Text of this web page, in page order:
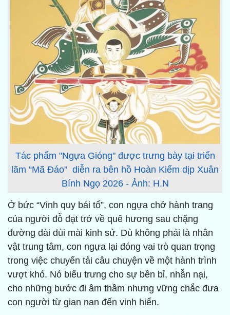
Tác phẩm "Ngựa Gióng" được trưng bày tại triển
lãm “Mã Đáo” diễn ra bên hồ Hoàn Kiếm dịp Xuân
Bính Ngọ 2026 - Ảnh: H.N
Ở bức “Vinh quy bái tổ”, con ngựa chở hành trang
của người đỗ đạt trở về quê hương sau chặng
đường dài dùi mài kinh sử. Dù không phải là nhân
vật trung tâm, con ngựa lại đóng vai trò quan trọng
trong việc chuyển tải câu chuyện về một hành trình
vượt khó. Nó biểu trưng cho sự bền bỉ, nhẫn nại,
cho những bước đi âm thầm nhưng vững chắc đưa
con người từ gian nan đến vinh hiển.